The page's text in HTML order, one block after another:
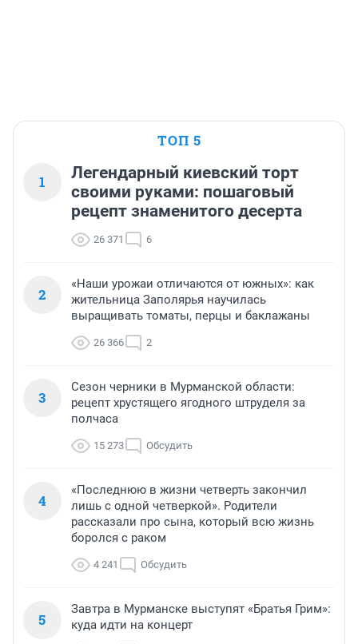
ТОП 5
1
Легендарный киевский торт
своими руками: пошаговый
рецепт знаменитого десерта
26 371 6
2
«Наши урожаи отличаются от южных»: как
жительница Заполярья научилась
выращивать томаты, перцы и баклажаны
26 366 2
3
Сезон черники в Мурманской области:
рецепт хрустящего ягодного штруделя за
полчаса
15 273 Обсудить
4
«Последнюю в жизни четверть закончил
лишь с одной четверкой». Родители
рассказали про сына, который всю жизнь
боролся с раком
4 241 Обсудить
5
Завтра в Мурманске выступят «Братья Грим»:
куда идти на концерт